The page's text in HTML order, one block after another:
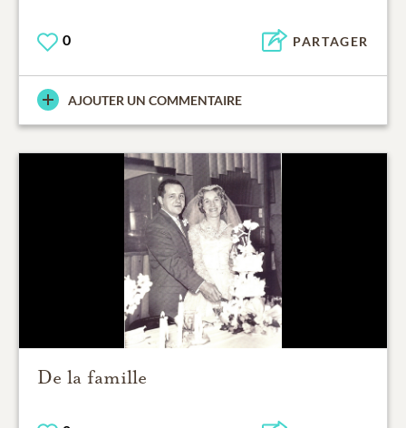
0 PARTAGER
AJOUTER UN COMMENTAIRE
De la famille